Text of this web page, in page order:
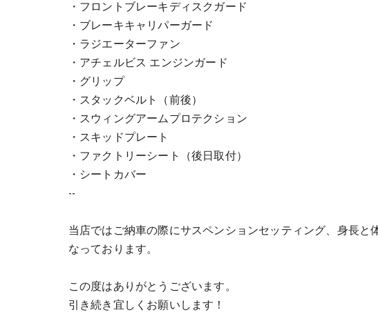
・フロントブレーキディスクガード
・ブレーキキャリパーガード
・ラジエーターファン
・アチェルビス エンジンガード
・グリップ
・スタックベルト（前後）
・スウィングアームプロテクション
・スキッドプレート
・ファクトリーシート（後日取付）
・シートカバー
--
当店ではご納車の際にサスペンションセッティング、身長
なっております。
この度はありがとうございます。
引き続き宜しくお願いします！